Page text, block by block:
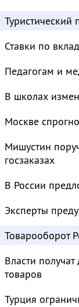
Туристический
Ставки по
Педагогам и
В школах
Москве
Мишустин
госзаказах
В России
Эксперты
Товарооборот
Власти
товаров
Турция